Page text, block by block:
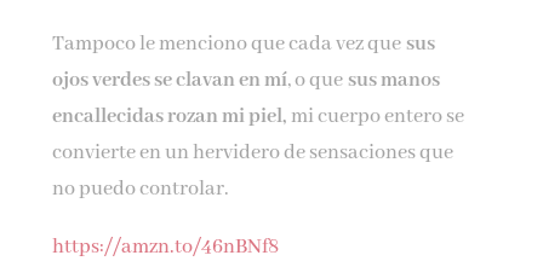
Tampoco le menciono que cada vez que sus
ojos verdes se clavan en mí, o que sus manos
encallecidas rozan mi piel, mi cuerpo entero se
convierte en un hervidero de sensaciones que
no puedo controlar.
https://amzn.to/46nBNf8